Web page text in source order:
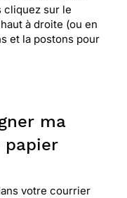
cliquez sur le
à droite (ou en
et la postons pour
ma
papier
votre courrier